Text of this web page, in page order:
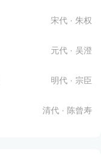
宋代 · 朱权
元代 · 吴澄
明代 · 宗臣
清代 · 陈曾寿